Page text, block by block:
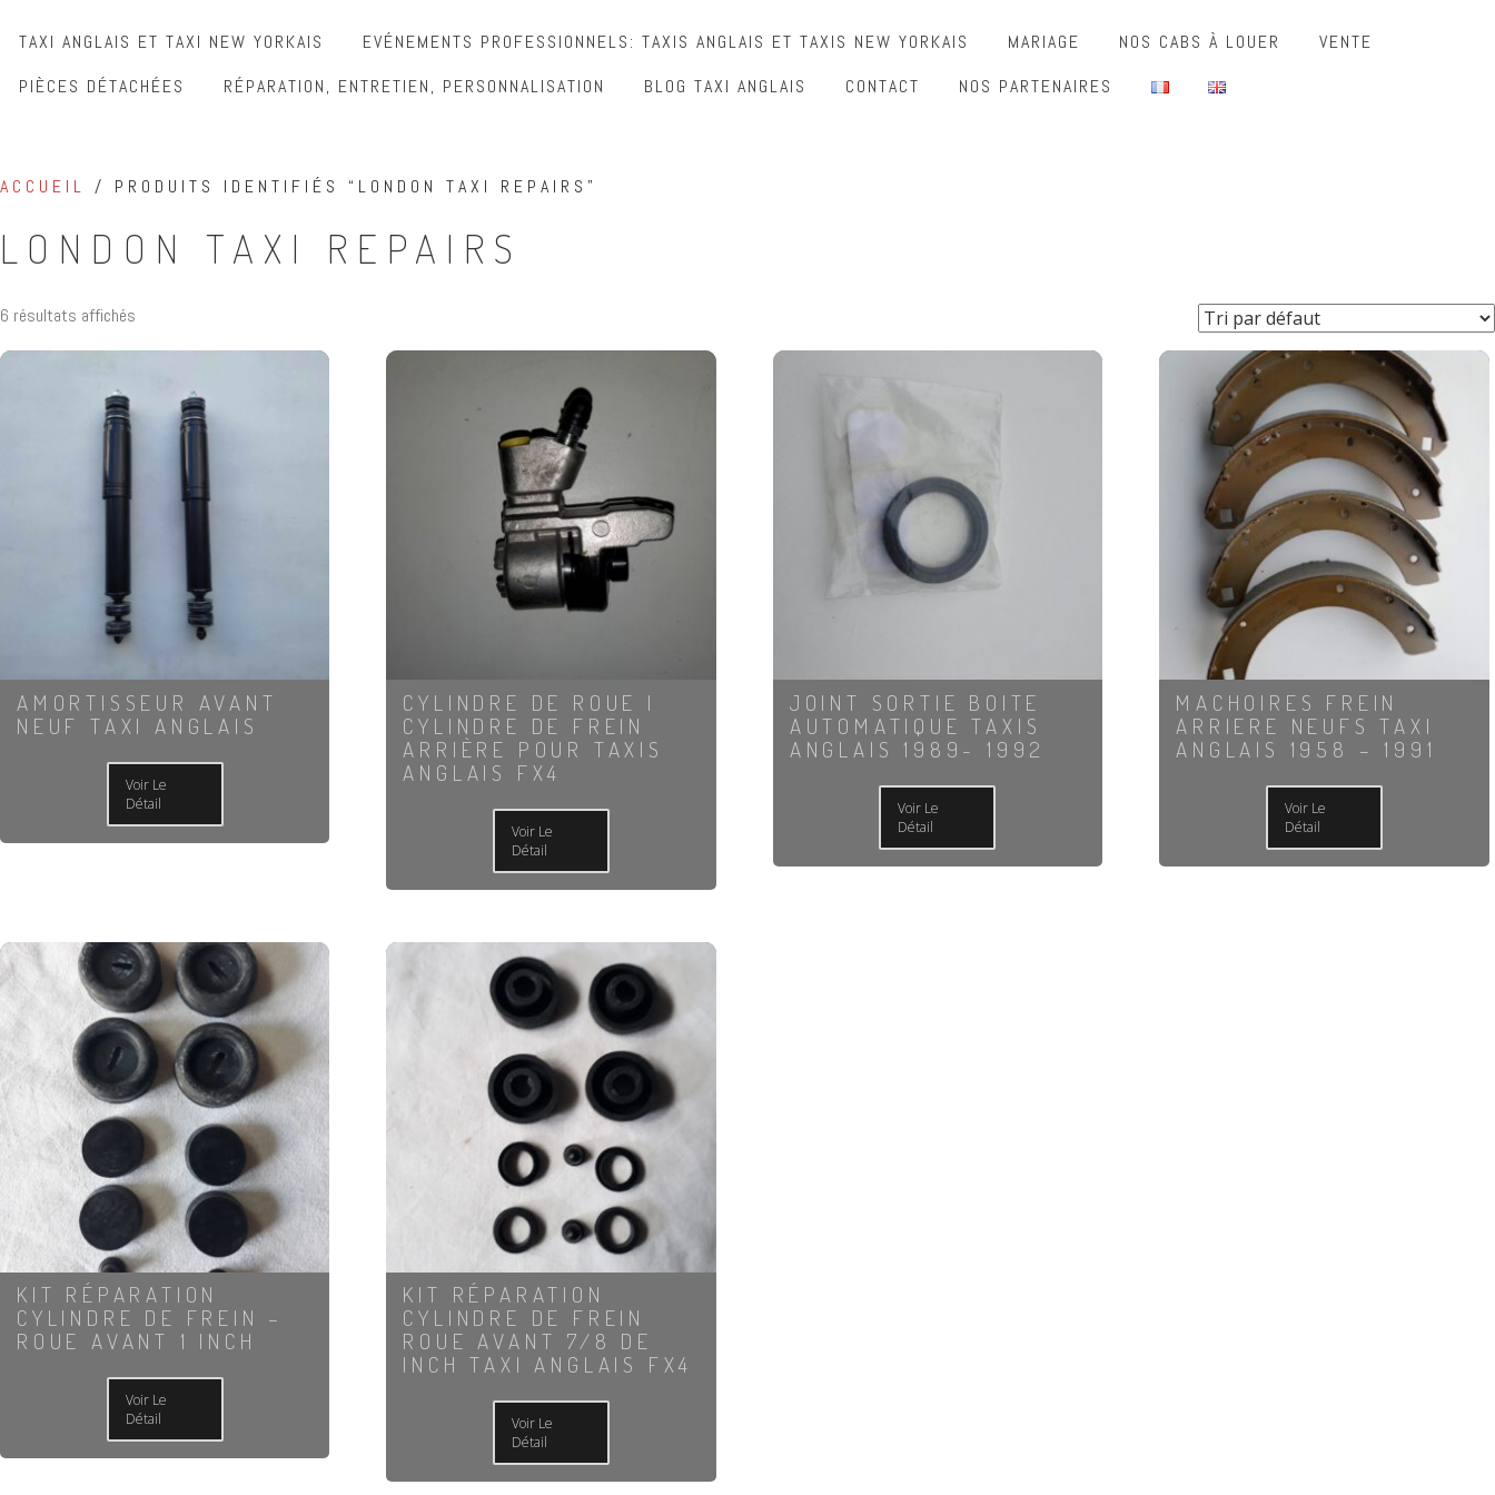
TAXI ANGLAIS ET TAXI NEW YORKAIS EVÉNEMENTS PROFESSIONNELS: TAXIS ANGLAIS ET TAXIS NEW YORKAIS MARIAGE NOS CABS À LOUER
VENTE
PIÈCES DÉTACHÉES
RÉPARATION, ENTRETIEN, PERSONNALISATION BLOG TAXI ANGLAIS CONTACT NOS PARTENAIRES
ACCUEIL / PRODUITS IDENTIFIÉS “LONDON TAXI REPAIRS”
LONDON TAXI REPAIRS
6 résultats affichés
AMORTISSEUR AVANT
NEUF TAXI ANGLAIS
Voir Le
Détail
CYLINDRE DE ROUE |
CYLINDRE DE FREIN
ARRIÈRE POUR TAXIS
ANGLAIS FX4
Voir Le
Détail
JOINT SORTIE BOITE
AUTOMATIQUE TAXIS
ANGLAIS 1989- 1992
Voir Le
Détail
MACHOIRES FREIN
ARRIERE NEUFS TAXI
ANGLAIS 1958 – 1991
Voir Le
Détail
KIT RÉPARATION
CYLINDRE DE FREIN –
ROUE AVANT 1 INCH
Voir Le
Détail
KIT RÉPARATION
CYLINDRE DE FREIN
ROUE AVANT 7/8 DE
INCH TAXI ANGLAIS FX4
Voir Le
Détail